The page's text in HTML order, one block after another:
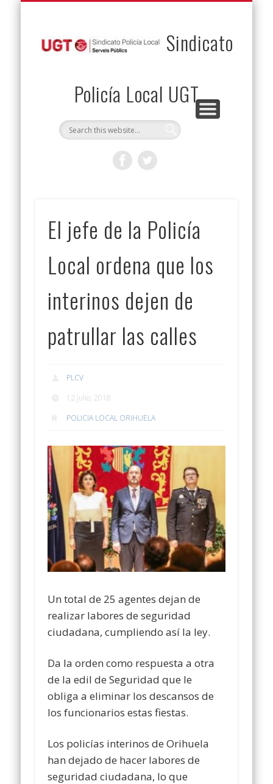
Sindicato
Policía Local UGT
El jefe de la Policía
Local ordena que los
interinos dejen de
patrullar las calles
PLCV
12 julio, 2018
POLICIA LOCAL ORIHUELA
Un total de 25 agentes dejan de
realizar labores de seguridad
ciudadana, cumpliendo así la ley.
Da la orden como respuesta a otra
de la edil de Seguridad que le
obliga a eliminar los descansos de
los funcionarios estas fiestas.
Los policías interinos de Orihuela
han dejado de hacer labores de
seguridad ciudadana, lo que